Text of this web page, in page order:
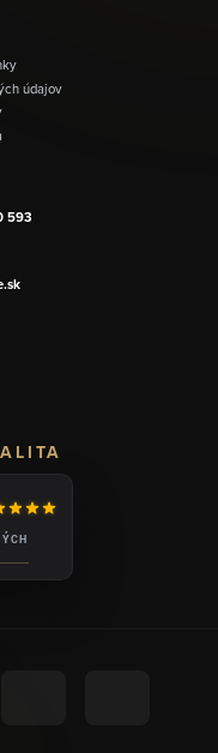
údajov
593